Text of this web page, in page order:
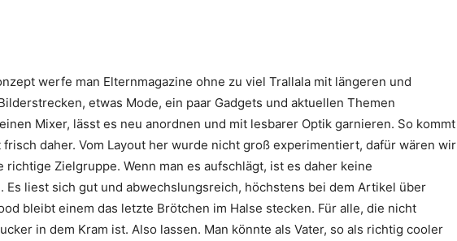
werfe man Elternmagazine ohne zu viel Trallala mit längeren und
etwas Mode, ein paar Gadgets und aktuellen Themen
Mixer, lässt es neu anordnen und mit lesbarer Optik garnieren. So kommt
daher. Vom Layout her wurde nicht groß experimentiert, dafür wären wir
richtige Zielgruppe. Wenn man es aufschlägt, ist es daher keine
Es liest sich gut und abwechslungsreich, höchstens bei dem Artikel über
bleibt einem das letzte Brötchen im Halse stecken. Für alle, die nicht
in dem Kram ist. Also lassen. Man könnte als Vater, so als richtig cooler